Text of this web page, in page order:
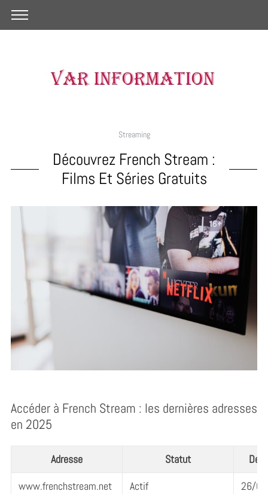
Streaming
Découvrez French Stream :
Films Et Séries Gratuits
Accéder à French Stream : les dernières adresses
en 2025
Adresse Statut
www.frenchstream.net
Actif
26/